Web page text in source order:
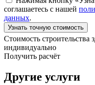
соглашаетесь с нашей
данных.
Узнать точную стоимость
Стоимость строительства
индивидуально
Получить расчёт
Другие услуги